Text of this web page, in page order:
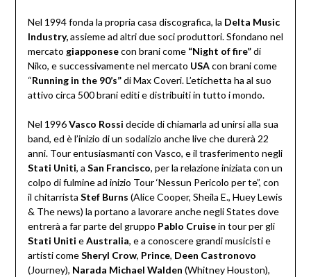
Nel 1994 fonda la propria casa discografica, la Delta Music
Industry,assieme ad altri due soci produttori. Sfondano nel
mercato giapponesecon brani come “Night of fire”di
Niko, e successivamente nel mercato USAcon brani come
“Running in the 90’s”di Max Coveri. L’etichetta ha al suo
attivo circa 500 brani editi e distribuiti in tutto i mondo.
Nel 1996Vasco Rossi decide di chiamarla ad unirsi alla sua
band, ed è l’inizio di un sodalizio anche live che durerà 22
anni. Tour entusiasmanti con Vasco, e il trasferimento negli
Stati Uniti, a San Francisco, per la relazione iniziata con un
colpo di fulmine ad inizio Tour ‘Nessun Pericolo per te”, con
il chitarrista Stef Burns (Alice Cooper, Sheila E., Huey Lewis
& The news) la portano a lavorare anche negli States dove
entrerà a far parte del gruppo Pablo Cruisein tour per gli
Stati Uniti eAustralia, e a conoscere grandi musicisti e
artisti comeSheryl Crow, Prince, Deen Castronovo
(Journey), Narada Michael Walden (Whitney Houston),